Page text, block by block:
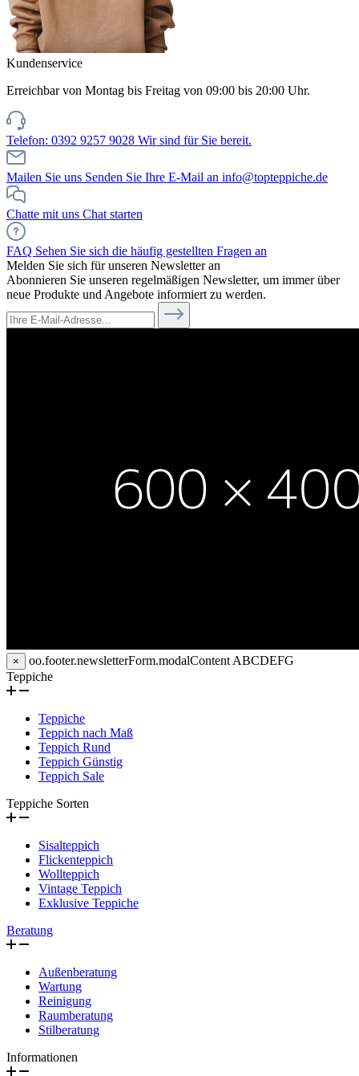
Kundenservice
Erreichbar von Montag bis Freitag von 09:00 bis 20:00 Uhr.
Telefon: 0392 9257 9028 Wir sind für Sie bereit.
Mailen Sie uns Senden Sie Ihre E-Mail an info@topteppiche.de
Chatte mit uns Chat starten
FAQ Sehen Sie sich die häufig gestellten Fragen an
Melden Sie sich für unseren Newsletter an
Abonnieren Sie unseren regelmäßigen Newsletter, um immer über
neue Produkte und Angebote informiert zu werden.
× oo.footer.newsletterForm.modalContentABCDEFG
Teppiche
Teppiche
Teppich nach Maß
Teppich Rund
Teppich Günstig
Teppich Sale
Teppiche Sorten
Sisalteppich
Flickenteppich
Wollteppich
Vintage Teppich
Exklusive Teppiche
Beratung
Außenberatung
Wartung
Reinigung
Raumberatung
Stilberatung
Informationen